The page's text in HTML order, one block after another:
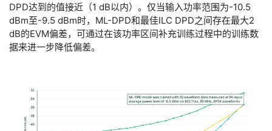
DPD达到的值接近（1 dB以内）。仅当输入功率范围为-10.5
dBm至-9.5 dBm时，ML-DPD和最佳ILC DPD之间存在最大2
dB的EVM偏差，可通过在该功率区间补充训练过程中的训练数
据来进一步降低偏差。